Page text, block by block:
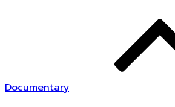
Documentary